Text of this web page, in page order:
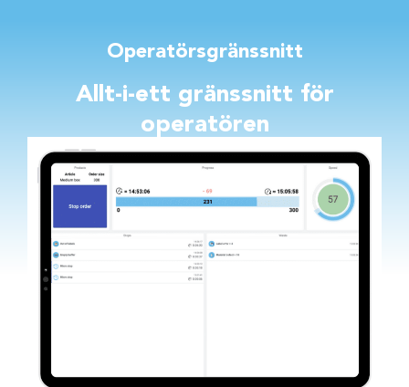
Operatörsgränssnitt
Allt-i-ett gränssnitt för
operatören